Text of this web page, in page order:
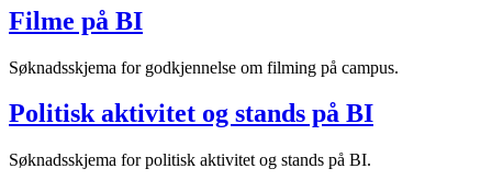
Filme på BI
Søknadsskjema for godkjennelse om filming på campus.
Politisk aktivitet og stands på BI
Søknadsskjema for politisk aktivitet og stands på BI.